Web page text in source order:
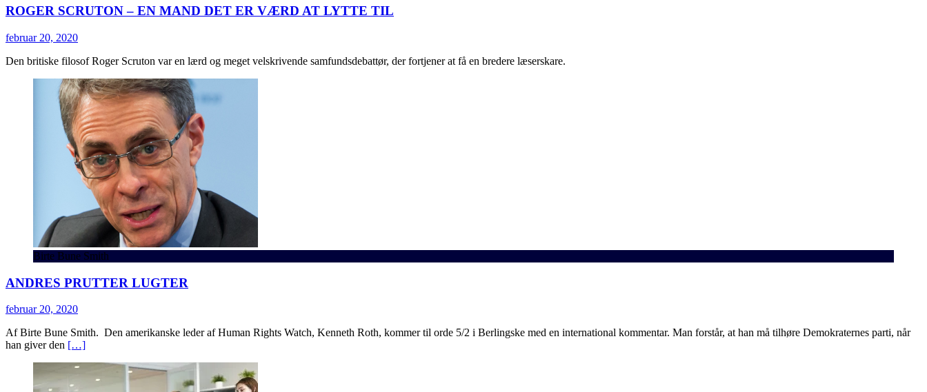
ROGER SCRUTON – EN MAND DET ER VÆRD AT LYTTE TIL
februar 20, 2020
Den britiske filosof Roger Scruton var en lærd og meget velskrivende samfundsdebattør, der fortjener at få en bredere læserskare.
Birte Bune Smith
ANDRES PRUTTER LUGTER
februar 20, 2020
Af Birte Bune Smith. Den amerikanske leder af Human Rights Watch, Kenneth Roth, kommer til orde 5/2 i Berlingske med en international kommentar. Man forstår, at han må tilhøre Demokraternes parti, når
han giver den […]